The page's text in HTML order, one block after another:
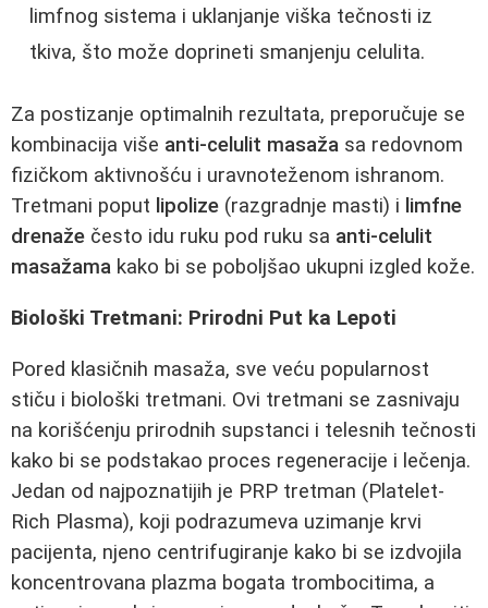
limfnog sistema i uklanjanje viška tečnosti iz
tkiva, što može doprineti smanjenju celulita.
Za postizanje optimalnih rezultata, preporučuje se
kombinacija više anti-celulit masaža sa redovnom
fizičkom aktivnošću i uravnoteženom ishranom.
Tretmani poput lipolize (razgradnje masti) i limfne
drenaže često idu ruku pod ruku sa anti-celulit
masažama kako bi se poboljšao ukupni izgled kože.
Biološki Tretmani: Prirodni Put ka Lepoti
Pored klasičnih masaža, sve veću popularnost
stiču i biološki tretmani. Ovi tretmani se zasnivaju
na korišćenju prirodnih supstanci i telesnih tečnosti
kako bi se podstakao proces regeneracije i lečenja.
Jedan od najpoznatijih je PRP tretman (Platelet-
Rich Plasma), koji podrazumeva uzimanje krvi
pacijenta, njeno centrifugiranje kako bi se izdvojila
koncentrovana plazma bogata trombocitima, a